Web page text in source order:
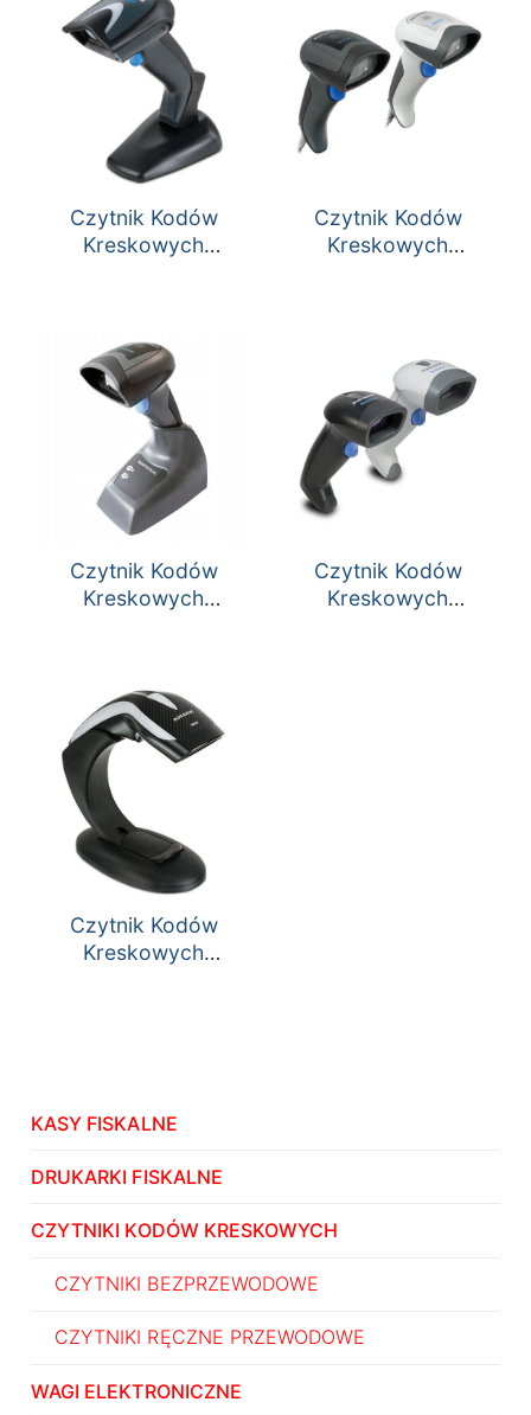
Czytnik Kodów
Kreskowych
Czytnik Kodów
Kreskowych
Czytnik Kodów
Kreskowych
Czytnik Kodów
Kreskowych
Czytnik Kodów
Kreskowych
KASY FISKALNE
DRUKARKI FISKALNE
CZYTNIKI KODÓW KRESKOWYCH
CZYTNIKI BEZPRZEWODOWE
CZYTNIKI RĘCZNE PRZEWODOWE
WAGI ELEKTRONICZNE